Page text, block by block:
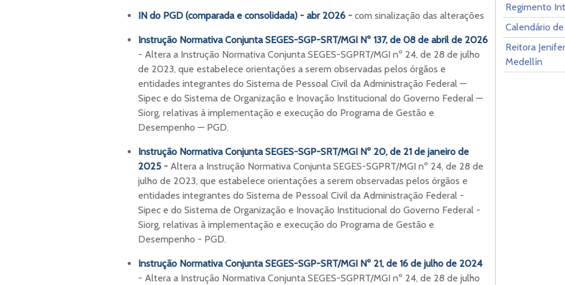
IN do PGD (comparada e consolidada) - abr 2026 - com sinalização das alterações
Instrução Normativa Conjunta SEGES-SGP-SRT/MGI Nº 137, de 08 de abril de 2026
- Altera a Instrução Normativa Conjunta SEGES-SGPRT/MGI nº 24, de 28 de julho
de 2023, que estabelece orientações a serem observadas pelos órgãos e
entidades integrantes do Sistema de Pessoal Civil da Administração Federal —
Sipec e do Sistema de Organização e Inovação Institucional do Governo Federal —
Siorg, relativas à implementação e execução do Programa de Gestão e
Desempenho — PGD.
Instrução Normativa Conjunta SEGES-SGP-SRT/MGI Nº 20, de 21 de janeiro de
2025 - Altera a Instrução Normativa Conjunta SEGES-SGPRT/MGI nº 24, de 28 de
julho de 2023, que estabelece orientações a serem observadas pelos órgãos e
entidades integrantes do Sistema de Pessoal Civil da Administração Federal -
Sipec e do Sistema de Organização e Inovação Institucional do Governo Federal -
Siorg, relativas à implementação e execução do Programa de Gestão e
Desempenho - PGD.
Instrução Normativa Conjunta SEGES-SGP-SRT/MGI Nº 21, de 16 de julho de 2024
- Altera a Instrução Normativa Conjunta SEGES-SGPRT/MGI nº 24, de 28 de julho
Regimento
Calendário
Reitora
Medellín